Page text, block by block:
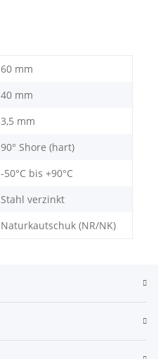
60 mm
40 mm
3,5 mm
90° Shore (hart)
-50°C bis +90°C
Stahl verzinkt
Naturkautschuk (NR/NK)